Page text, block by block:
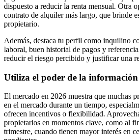
dispuesto a reducir la renta mensual. Otra
contrato de alquiler más largo, que brinde
propietario.
Además, destaca tu perfil como inquilino
laboral, buen historial de pagos y
reducir el riesgo percibido y justificar una
Utiliza el poder de la
El mercado en 2026 muestra que muchas
en el mercado durante un tiempo,
ofrecen incentivos o flexibilidad.
propietarios en momentos clave, como al
trimestre, cuando tienen mayor interés en